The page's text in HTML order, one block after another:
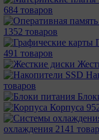
684 товаров
1352 товаров
491 товаров
товаров
Корпуса
охлаждения 2141